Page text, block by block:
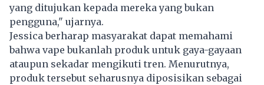
yang ditujukan kepada mereka yang bukan
pengguna," ujarnya.
Jessica berharap masyarakat dapat memahami
bahwa vape bukanlah produk untuk gaya-gayaan
ataupun sekadar mengikuti tren. Menurutnya,
produk tersebut seharusnya diposisikan sebagai